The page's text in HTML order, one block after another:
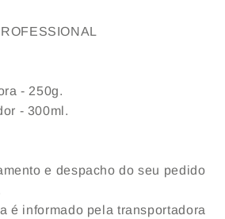
- 250g.
- 300ml.
e despacho do seu pedido
é informado pela transportadora